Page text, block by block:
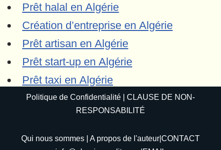
Prêt halal en Algérie
Création d’entreprise en Algérie
Prêt artisan en Algérie
Prêt start-up en Algérie
Prêt taxi en Algérie
Politique de Confidentialité
CLAUSE DE NON-
RESPONSABILITÉ
Qui nous sommes A propos de l'auteur |CONTACT